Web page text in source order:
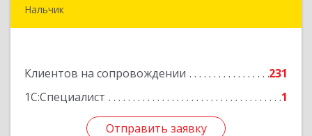
Нальчик
Клиентов на сопровождении
231
1С:Специалист
1
Отправить заявку
Подробнее
Отправить заявку